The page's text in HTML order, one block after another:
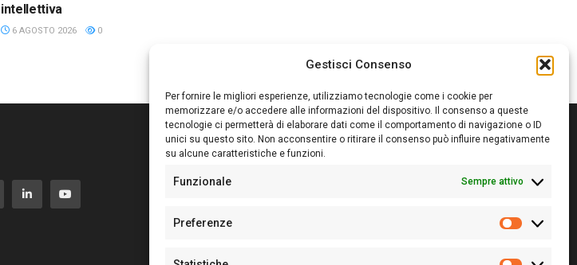
Gestisci Consenso
Per fornire le migliori esperienze, utilizziamo tecnologie come i cookie per
memorizzare e/o accedere alle informazioni del dispositivo. Il consenso a queste
tecnologie ci permetterà di elaborare dati come il comportamento di navigazione o ID
unici su questo sito. Non acconsentire o ritirare il consenso può influire negativamente
su alcune caratteristiche e funzioni.
Funzionale Sempre attivo
Preferenze
intellettiva
6 AGOSTO 2026 0
Editore:Giampaolo Cirronis Ditta individuale
Sede:
N° di iscrizione al ROC: